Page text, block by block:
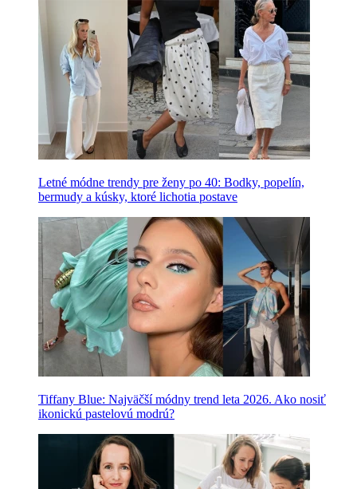
Letné módne trendy pre ženy po 40: Bodky, popelín,
bermudy a kúsky, ktoré lichotia postave
Tiffany Blue: Najväčší módny trend leta 2026. Ako nosiť
ikonickú pastelovú modrú?